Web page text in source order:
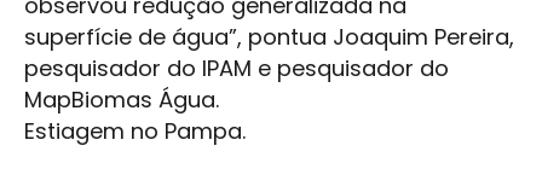
superfície de água”, pontua Joaquim Pereira,
pesquisador do IPAM e pesquisador do
MapBiomas Água.
Estiagem no Pampa.